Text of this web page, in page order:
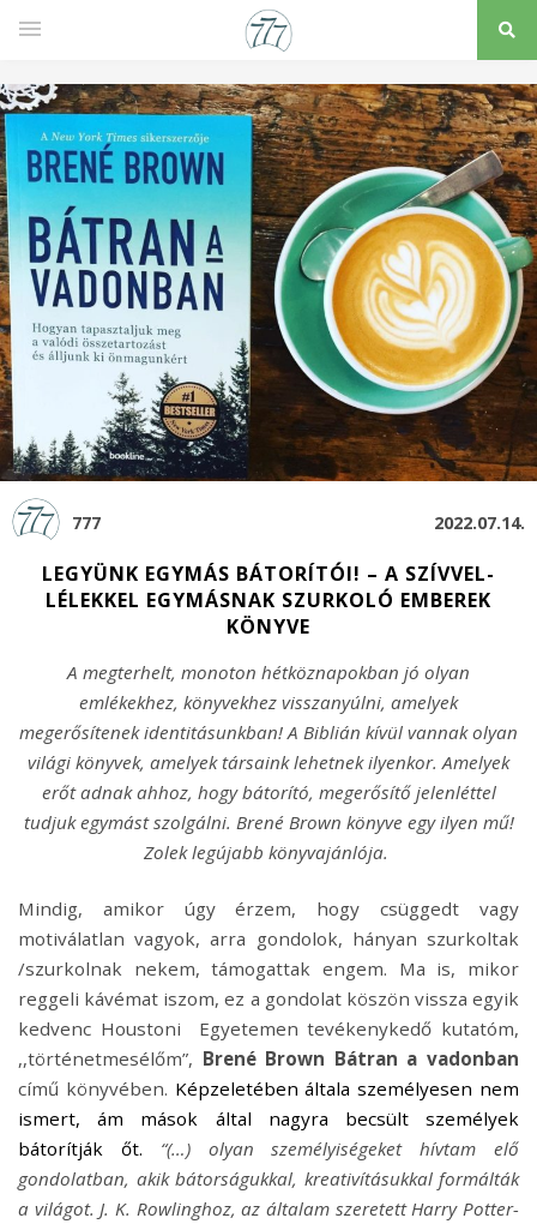
777 2022.07.14.
LEGYÜNK EGYMÁS BÁTORÍTÓI! – A SZÍVVEL-
LÉLEKKEL EGYMÁSNAK SZURKOLÓ EMBEREK
KÖNYVE
A megterhelt, monoton hétköznapokban jó olyan
emlékekhez, könyvekhez visszanyúlni, amelyek
megerősítenek identitásunkban! A Biblián kívül vannak olyan
világi könyvek, amelyek társaink lehetnek ilyenkor. Amelyek
erőt adnak ahhoz, hogy bátorító, megerősítő jelenléttel
tudjuk egymást szolgálni. Brené Brown könyve egy ilyen mű!
Zolek legújabb könyvajánlója.
Mindig, amikor úgy érzem, hogy csüggedt vagy
motiválatlan vagyok, arra gondolok, hányan szurkoltak
/szurkolnak nekem, támogattak engem. Ma is, mikor
reggeli kávémat iszom, ez a gondolat köszön vissza egyik
kedvenc Houstoni Egyetemen tevékenykedő kutatóm,
,,történetmesélőm”, Brené Brown Bátran a vadonban
című könyvében. Képzeletében általa személyesen nem
ismert, ám mások által nagyra becsült személyek
bátorítják őt. “(…) olyan személyiségeket hívtam elő
gondolatban, akik bátorságukkal, kreativításukkal formálták
a világot. J. K. Rowlinghoz, az általam szeretett Harry Potter-